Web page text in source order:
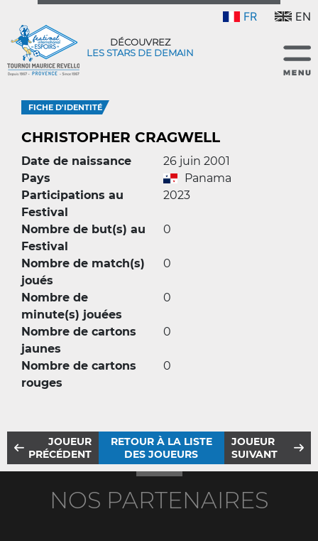
FR EN
DÉCOUVREZ
LES STARS DE DEMAIN
FICHE D'IDENTITÉ
CHRISTOPHER CRAGWELL
Date de naissance
26 juin 2001
Pays
Panama
Participations au
Festival
2023
Nombre de but(s) au
Festival
0
Nombre de match(s)
joués
0
Nombre de
minute(s) jouées
0
Nombre de cartons
jaunes
0
Nombre de cartons
rouges
0
JOUEUR
PRÉCÉDENT
RETOUR À LA LISTE
DES JOUEURS
JOUEUR
SUIVANT
NOS PARTENAIRES